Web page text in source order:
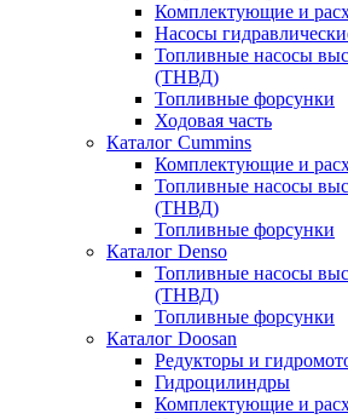
Комплектующие и
Насосы
Топливные насосы
(ТНВД)
Топливные форсунки
Ходовая часть
Каталог Cummins
Комплектующие и
Топливные насосы
(ТНВД)
Топливные форсунки
Каталог Denso
Топливные насосы
(ТНВД)
Топливные форсунки
Каталог Doosan
Редукторы и
Гидроцилиндры
Комплектующие и